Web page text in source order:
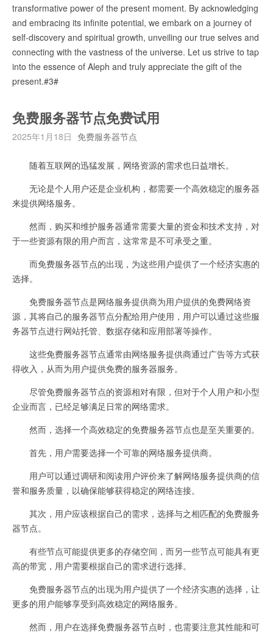
transformative power of the present moment. By acknowledging
and embracing its infinite potential, we embark on a journey of
self-discovery and spiritual growth, unveiling our true selves and
connecting with the vastness of the universe. Let us strive to tap
into the essence of Aleph and truly appreciate the gift of the
present.#3#
免费服务器节点免费试用
2025年1月18日 免费服务器节点
随着互联网的迅猛发展，网络资源的需求也日益增长。
无论是个人用户还是企业机构，都需要一个高效稳定的服务器
来提供网络服务。
然而，购买和维护服务器通常需要大量的资金和技术支持，对
于一些资源有限的用户而言，这常常是不可承受之重。
而免费服务器节点的出现，为这些用户提供了一个经济实惠的
选择。
免费服务器节点是网络服务提供商为用户提供的免费网络资
源，其将自己的服务器节点分配给用户使用，用户可以通过这些服
务器节点进行网站托管、数据存储和应用部署等操作。
这些免费服务器节点通常由网络服务提供商通过广告等方式获
得收入，从而为用户提供免费的服务器服务。
尽管免费服务器节点的资源相对有限，但对于个人用户和小型
企业而言，已经足够满足日常的网络需求。
然而，选择一个高效稳定的免费服务器节点也是至关重要的。
首先，用户需要选择一个可靠的网络服务提供商。
用户可以通过调研和阅读用户评价来了解网络服务提供商的信
誉和服务质量，以确保能够获得稳定的网络连接。
其次，用户应该根据自己的需求，选择与之相匹配的免费服务
器节点。
有些节点可能提供更多的存储空间，而另一些节点可能具有更
高的带宽，用户需要根据自己的需求进行选择。
免费服务器节点的出现为用户提供了一个经济实惠的选择，让
更多的用户能够享受到高效稳定的网络服务。
然而，用户在选择免费服务器节点时，也需要注意其性能和可